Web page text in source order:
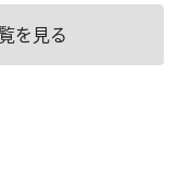
を見る